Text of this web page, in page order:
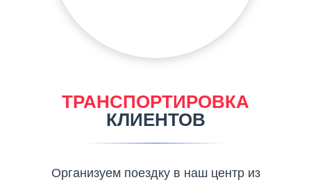
ТРАНСПОРТИРОВКА
КЛИЕНТОВ
Организуем поездку в наш центр из